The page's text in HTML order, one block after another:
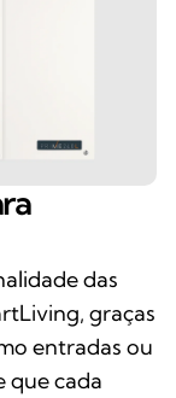
das
graças
entradas ou
que cada